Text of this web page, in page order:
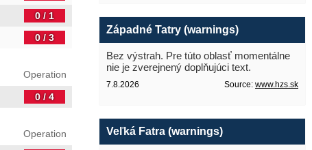
0 / 1
0 / 3
Operation
0 / 4
Operation
Západné Tatry (warnings)
Bez výstrah. Pre túto oblasť momentálne
nie je zverejnený doplňujúci text.
7.8.2026 Source: www.hzs.sk
Veľká Fatra (warnings)